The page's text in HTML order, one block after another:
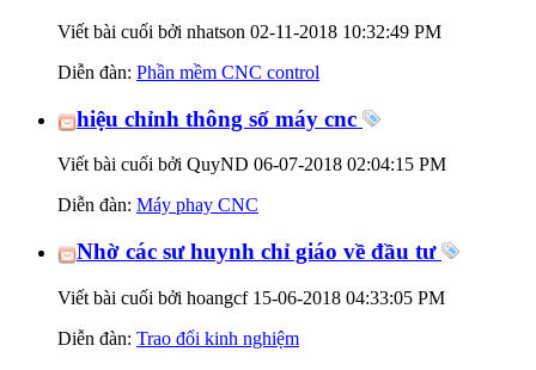
Viết bài cuối bởi nhatson 02-11-2018 10:32:49 PM
Diễn đàn: Phần mềm CNC control
hiệu chỉnh thông số máy cnc
Viết bài cuối bởi QuyND 06-07-2018 02:04:15 PM
Diễn đàn: Máy phay CNC
Nhờ các sư huynh chỉ giáo về đầu tư
Viết bài cuối bởi hoangcf 15-06-2018 04:33:05 PM
Diễn đàn: Trao đổi kinh nghiệm